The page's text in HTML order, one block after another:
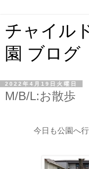
チャイル
園 ブログ
2022年4月19日火曜日
M/B/L:お散歩
今日も公園へ